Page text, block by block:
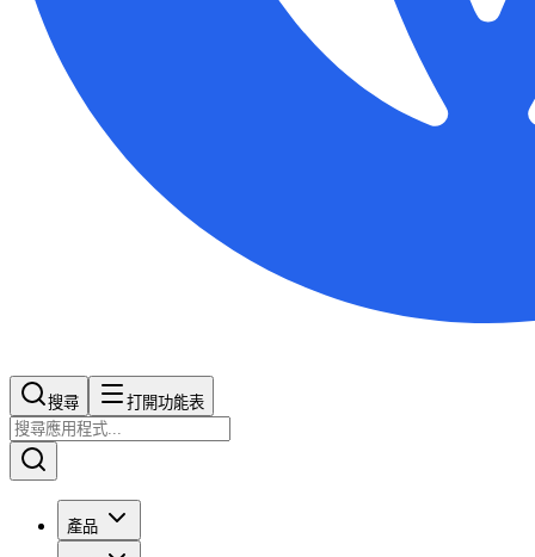
搜尋​​​​ 打開功能表
產品